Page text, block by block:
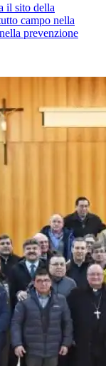
il sito della
campo nella
prevenzione